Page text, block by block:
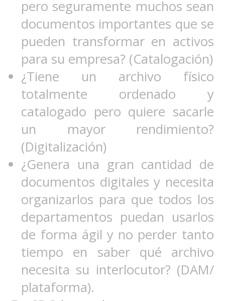
pero seguramente muchos sean
documentos importantes que se
pueden transformar en activos
para su empresa? (Catalogación)
¿Tiene un archivo físico
totalmente ordenado y
catalogado pero quiere sacarle
un mayor rendimiento?
(Digitalización)
¿Genera una gran cantidad de
documentos digitales y necesita
organizarlos para que todos los
departamentos puedan usarlos
de forma ágil y no perder tanto
tiempo en saber qué archivo
necesita su interlocutor? (DAM/
plataforma).